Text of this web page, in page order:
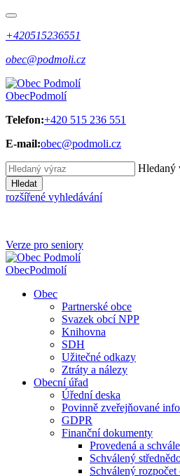
+420515236551
obec@podmoli.cz
ObecPodmolí
Telefon:+420 515 236 551
E-mail:obec@podmoli.cz
Hledaný
Hledat
rozšířené vyhledávání
Verze pro seniory
ObecPodmolí
Obec
Partnerské obce
Svazek obcí NPP
Knihovna
SDH
Užitečné odkazy
Ztráty a nálezy
Obecní úřad
Úřední deska
Povinně zveřejňované
GDPR
Finanční dokumenty
Provedená a
Schválený
Schválený rozpočet